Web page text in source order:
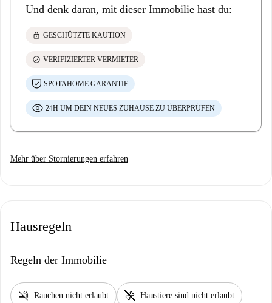
Und denk daran, mit dieser Immobilie hast du:
lock GESCHÜTZTE KAUTION
check_circle VERIFIZIERTER VERMIETER
SPOTAHOME GARANTIE
24H UM DEIN NEUES ZUHAUSE ZU ÜBERPRÜFEN
Mehr über Stornierungen erfahren
Hausregeln
Regeln der Immobilie
smoke_free Rauchen nicht erlaubt pet_supplies Haustiere sind nicht erlaubt